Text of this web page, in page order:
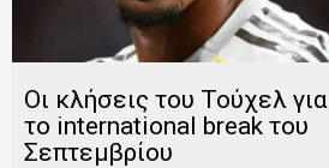
Οι κλήσεις του Τούχελ για
το international break του
Σεπτεμβρίου